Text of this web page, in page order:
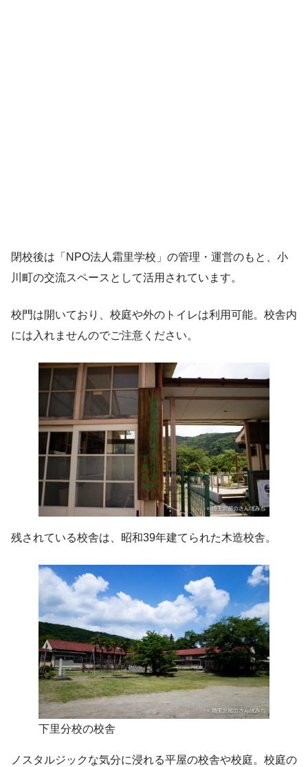
閉校後は「NPO法人霜里学校」の管理・運営のもと、小
川町の交流スペースとして活用されています。
校門は開いており、校庭や外のトイレは利用可能。校舎内
には入れませんのでご注意ください。
残されている校舎は、昭和39年建てられた木造校舎。
下里分校の校舎
ノスタルジックな気分に浸れる平屋の校舎や校庭。校庭の